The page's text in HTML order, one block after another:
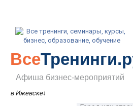
Все
Афиша бизнес-мероприятий
в Ижевске↓